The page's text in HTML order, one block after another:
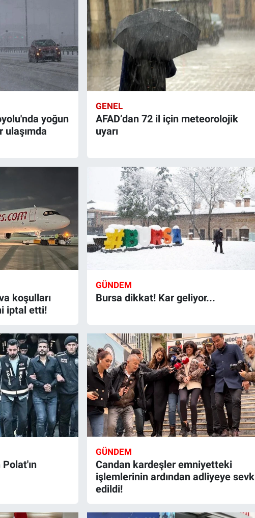
yoğun
ulaşımda
GENEL
AFAD’dan 72 il için meteorolojik
uyarı
koşulları
iptal etti!
GÜNDEM
Bursa dikkat! Kar geliyor...
GÜNDEM
Candan kardeşler emniyetteki
işlemlerinin ardından adliyeye sevk
edildi!